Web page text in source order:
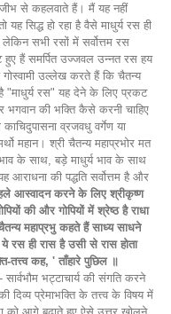
से कहलवाते हैं। मैं यह नहीं
यह सिद्ध हो रहा है वैसे माधुर्य रस ही
सभी रसों में सर्वोत्तम रस
हुए हैं समर्पित उज्जवल उन्नत रस हय
गोस्वामी उल्लेख करते हैं कि चैतन्य
"माधुर्य रस" यह देने के लिए प्रकट
की भक्ति कैसे करनी चाहिए
व्रजवधु वर्गेण या
महान। श्री चैतन्य महाप्रभोर मत
भाव के साथ, बड़े माधुर्य भाव के साथ
की पद्धति सर्वोत्तम है और
आस्वादन करने के लिए श्रीकृष्ण
की और गोपियों में श्रेष्ठ है राधा
महाप्रभु कहते हैं साध्य साधने
रस ही रास है उसी से रास होता
तत्त्व कह, ' ताँहारे पुछिल ॥
सार्वभौम भट्टाचार्य की संगति करने
प्रेमाभक्ति के तत्त्व के विषय में